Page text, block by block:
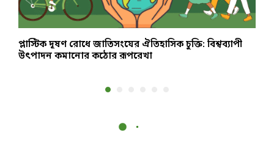
প্লাস্টিক দূষণ রোধে জাতিসংঘের ঐতিহাসিক চুক্তি: বিশ্বব্যাপী
উৎপাদন কমানোর কঠোর রূপরেখা